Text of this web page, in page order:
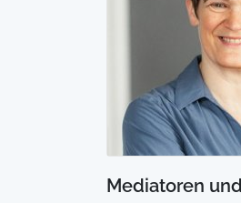
Mediatoren